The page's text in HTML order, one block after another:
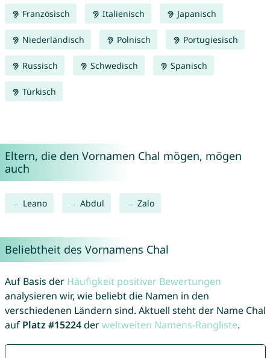
Französisch Italienisch Japanisch
Niederländisch Polnisch Portugiesisch
Russisch Schwedisch Spanisch
Türkisch
Eltern, die den Vornamen Chal mögen, mögen
auch
Leano Abdul Zalo
Beliebtheit des Vornamens Chal
Auf Basis der Häufigkeit positiver Bewertungen
analysieren wir, wie beliebt die Namen in den
verschiedenen Ländern sind. Aktuell steht der Name Chal
auf Platz #15224derweltweiten Namens-Rangliste.